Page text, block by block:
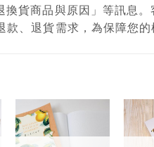
貨商品與原因」等訊息
、退貨需求，為保障您的
加入